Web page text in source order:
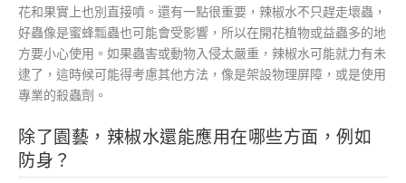
花和果實上也別直接噴。還有一點很重要，辣椒水不只趕走壞蟲，
好蟲像是蜜蜂瓢蟲也可能會受影響，所以在開花植物或益蟲多的地
方要小心使用。如果蟲害或動物入侵太嚴重，辣椒水可能就力有未
逮了，這時候可能得考慮其他方法，像是架設物理屏障，或是使用
專業的殺蟲劑。
除了園藝，辣椒水還能應用在哪些方面，例如
防身？